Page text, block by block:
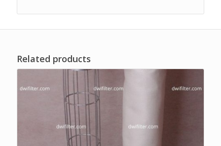
Related products